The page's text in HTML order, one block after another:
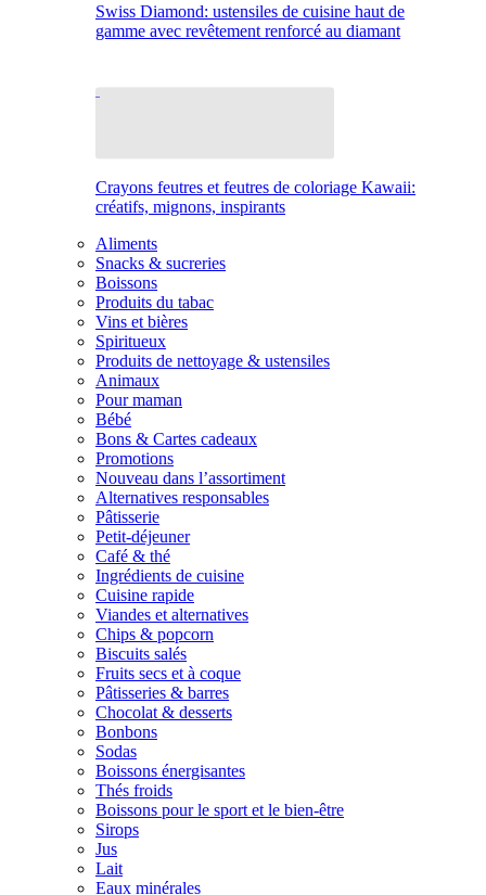
Swiss Diamond: ustensiles de cuisine haut de
gamme avec revêtement renforcé au diamant
Crayons feutres et feutres de coloriage Kawaii:
créatifs, mignons, inspirants
Aliments
Snacks & sucreries
Boissons
Produits du tabac
Vins et bières
Spiritueux
Produits de nettoyage & ustensiles
Animaux
Pour maman
Bébé
Bons & Cartes cadeaux
Promotions
Nouveau dans l’assortiment
Alternatives responsables
Pâtisserie
Petit-déjeuner
Café & thé
Ingrédients de cuisine
Cuisine rapide
Viandes et alternatives
Chips & popcorn
Biscuits salés
Fruits secs et à coque
Pâtisseries & barres
Chocolat & desserts
Bonbons
Sodas
Boissons énergisantes
Thés froids
Boissons pour le sport et le bien-être
Sirops
Jus
Lait
Eaux minérales